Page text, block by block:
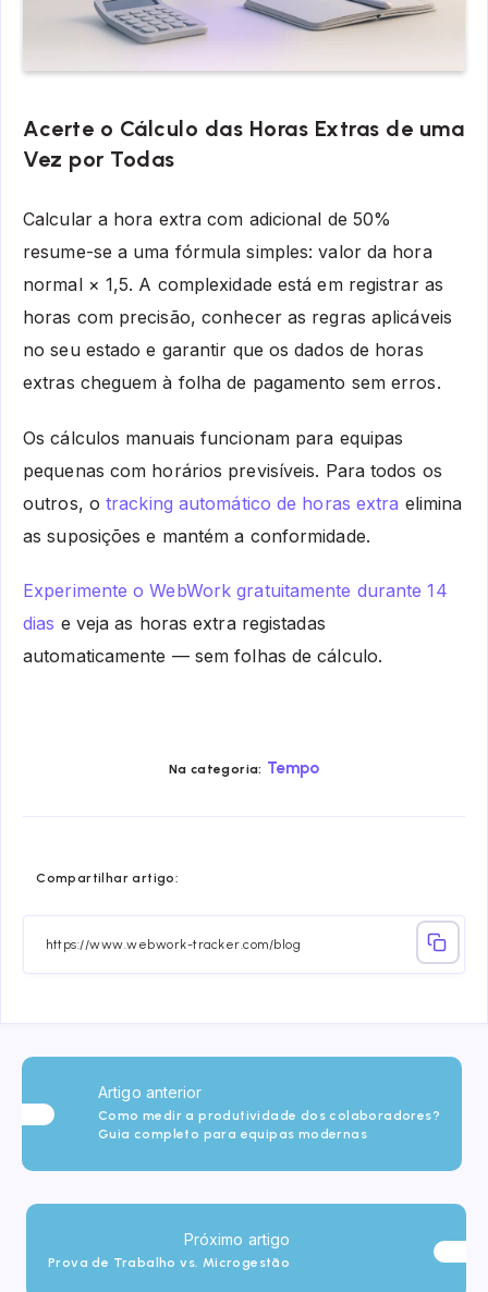
Acerte o Cálculo das Horas Extras de uma
Vez por Todas
Calcular a hora extra com adicional de 50%
resume-se a uma fórmula simples: valor da hora
normal × 1,5. A complexidade está em registrar as
horas com precisão, conhecer as regras aplicáveis
no seu estado e garantir que os dados de horas
extras cheguem à folha de pagamento sem erros.
Os cálculos manuais funcionam para equipas
pequenas com horários previsíveis. Para todos os
outros, o tracking automático de horas extra elimina
as suposições e mantém a conformidade.
Experimente o WebWork gratuitamente durante 14
dias e veja as horas extra registadas
automaticamente — sem folhas de cálculo.
Na categoria: Tempo
Compartilhar artigo:
Email
Artigo anterior
Como medir a produtividade dos colaboradores?
Guia completo para equipas modernas
Próximo artigo
Prova de Trabalho vs. Microgestão